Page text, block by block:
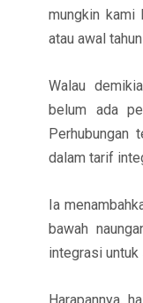
mungkin kami
atau awal
Walau
belum ada
Perhubungan
dalam tarif
Ia
bawah
integrasi untuk
Harapannya,